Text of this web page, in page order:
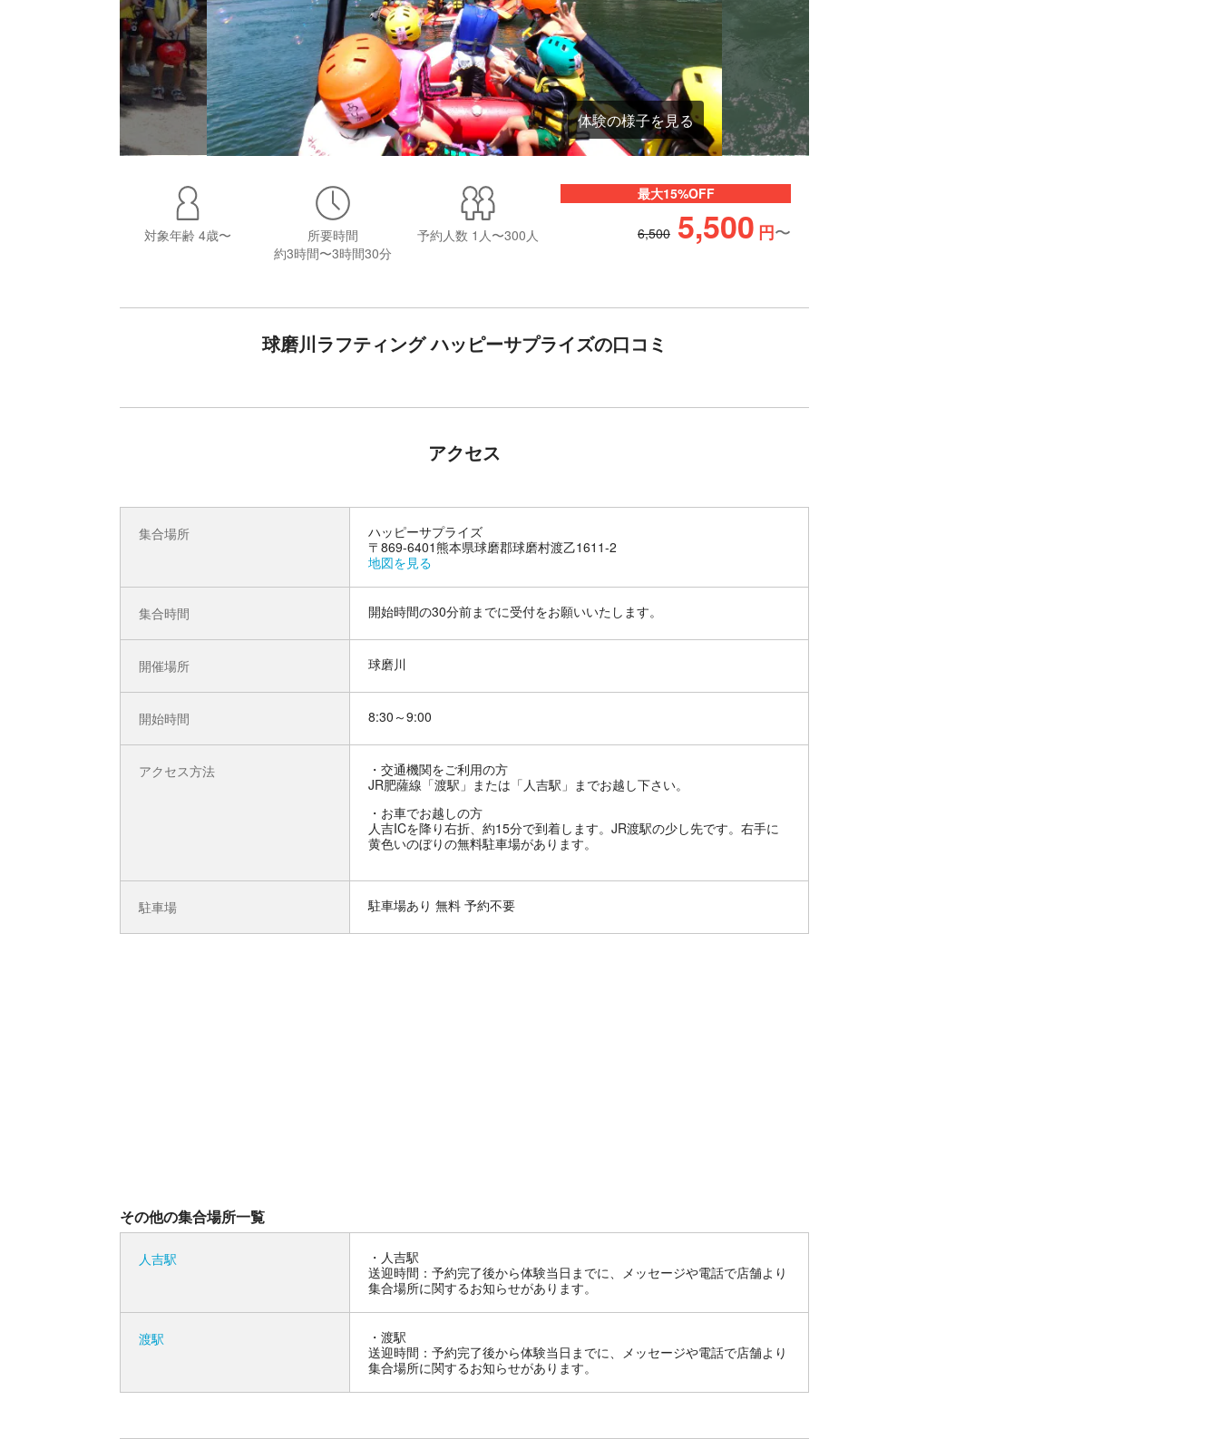
体験の様子を見る
対象年齢 4歳〜
所要時間
約3時間〜3時間30分
予約人数 1人〜300人
最大15%OFF
6,500 5,500 円〜
球磨川ラフティング ハッピーサプライズの口コミ
アクセス
集合場所
ハッピーサプライズ
〒869-6401熊本県球磨郡球磨村渡乙1611-2
地図を見る
集合時間 開始時間の30分前までに受付をお願いいたします。
開催場所 球磨川
開始時間 8:30～9:00
アクセス方法
交通機関をご利用の方
JR肥薩線「渡駅」または「人吉駅」までお越し下さい。
お車でお越しの方
人吉ICを降り右折、約15分で到着します。JR渡駅の少し先です。右手に
黄色いのぼりの無料駐車場があります。
駐車場 駐車場あり 無料 予約不要
その他の集合場所一覧
人吉駅
人吉駅
送迎時間：予約完了後から体験当日までに、メッセージや電話で店舗より
集合場所に関するお知らせがあります。
渡駅
渡駅
送迎時間：予約完了後から体験当日までに、メッセージや電話で店舗より
集合場所に関するお知らせがあります。